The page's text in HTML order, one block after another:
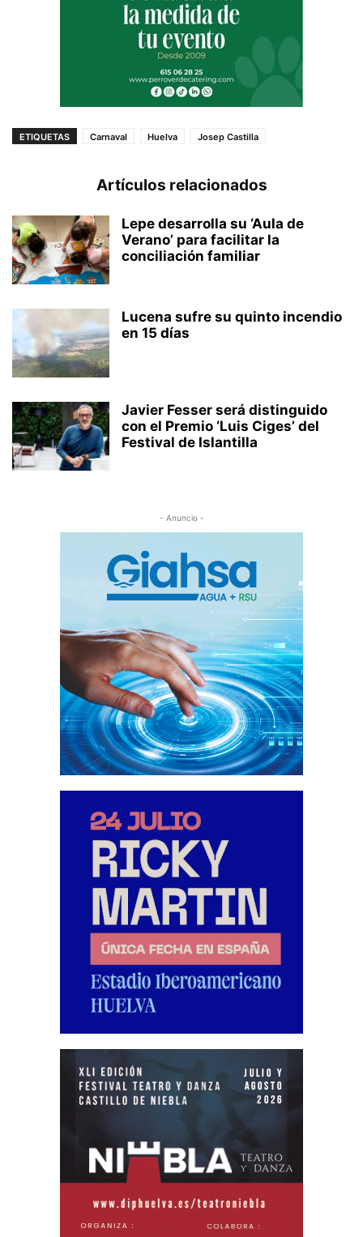
ETIQUETAS Carnaval Huelva Josep Castilla
Artículos relacionados
Lepe desarrolla su ‘Aula de
Verano’ para facilitar la
conciliación familiar
Lucena sufre su quinto incendio
en 15 días
Javier Fesser será distinguido
con el Premio ‘Luis Ciges’ del
Festival de Islantilla
- Anuncio -